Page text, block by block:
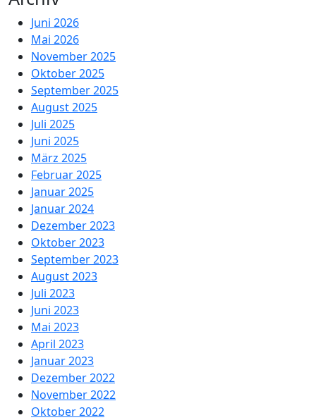
Juni 2026
Mai 2026
November 2025
Oktober 2025
September 2025
August 2025
Juli 2025
Juni 2025
März 2025
Februar 2025
Januar 2025
Januar 2024
Dezember 2023
Oktober 2023
September 2023
August 2023
Juli 2023
Juni 2023
Mai 2023
April 2023
Januar 2023
Dezember 2022
November 2022
Oktober 2022